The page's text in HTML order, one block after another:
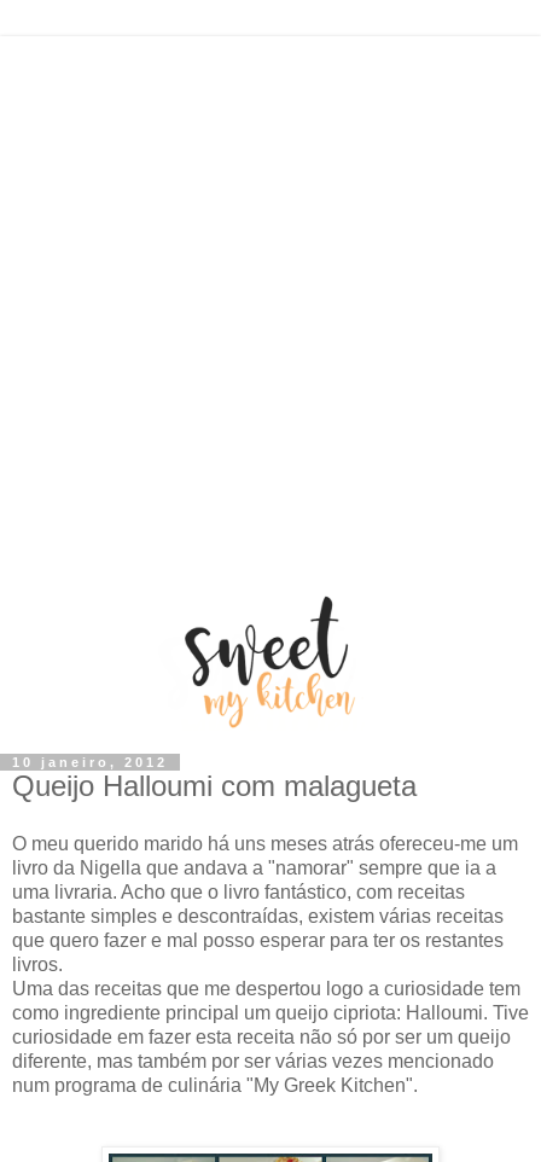
10 janeiro, 2012
Queijo Halloumi com malagueta
O meu querido marido há uns meses atrás ofereceu-me um
livro da Nigella que andava a "namorar" sempre que ia a
uma livraria. Acho que o livro fantástico, com receitas
bastante simples e descontraídas, existem várias receitas
que quero fazer e mal posso esperar para ter os restantes
livros.
Uma das receitas que me despertou logo a curiosidade tem
como ingrediente principal um queijo cipriota: Halloumi. Tive
curiosidade em fazer esta receita não só por ser um queijo
diferente, mas também por ser várias vezes mencionado
num programa de culinária "My Greek Kitchen".